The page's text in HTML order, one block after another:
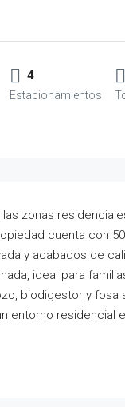
4
las zonas
cuenta con
y acabados de
ideal para
biodigestor y
entorno residencial